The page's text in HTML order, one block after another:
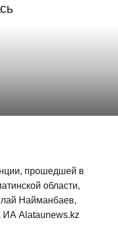
прошедшей в
области,
Найманбаев,
ИА Alataunews.kz